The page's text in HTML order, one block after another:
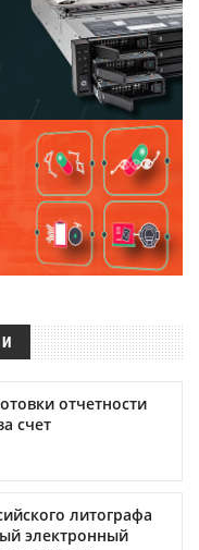
отчетности
счет
литографа
электронный